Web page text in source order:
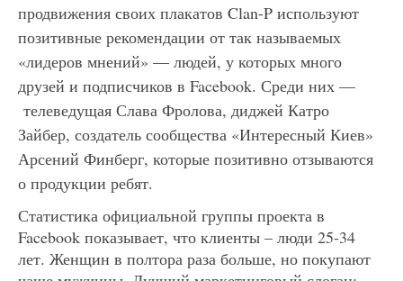
продвижения своих плакатов Clan-P используют
позитивные рекомендации от так называемых
«лидеров мнений» — людей, у которых много
друзей и подписчиков в Facebook. Среди них —
телеведущая Слава Фролова, диджей Катро
Зайбер, создатель сообщества «Интересный Киев»
Арсений Финберг, которые позитивно отзываются
о продукции ребят.
Статистика официальной группы проекта в
Facebook показывает, что клиенты – люди 25-34
лет. Женщин в полтора раза больше, но покупают